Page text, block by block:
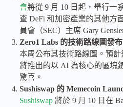
會將從 9 月 10 日起，舉行一
查 DeFi 和加密產業的其他方
員會（SEC）主席 Gary
Zero1 Labs 的技術路線圖發布
本周公布其技術路線圖。預
將推出的以 AI 為核心的區塊
驚喜。
Sushiswap 的 Memecoin
Sushiswap 將於 9 月 10 日在